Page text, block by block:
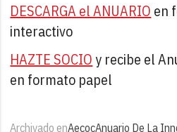
DESCARGA el ANUARIO en
interactivo
HAZTE SOCIOy recibe el
en formato papel
Archivado enAecocAnuario De La